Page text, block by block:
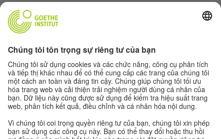
Cộng đồng „Deutsch für dich“
Các khóa học tiếng Đức của Goethe-
Institut
Cổng thông tin giáo viên “Deutschstunde”
Quyền riêng tư và khả năng tiếp cận